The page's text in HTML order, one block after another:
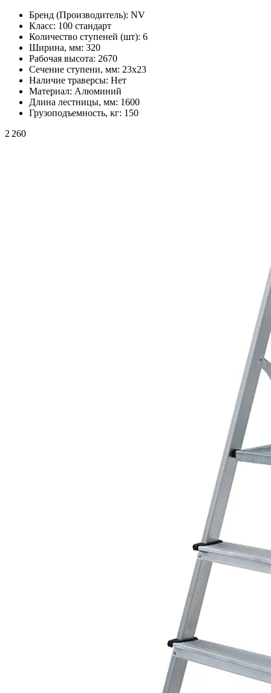
Бренд (Производитель): NV
Класс: 100 стандарт
Количество ступеней (шт): 6
Ширина, мм: 320
Рабочая высота: 2670
Сечение ступени, мм: 23х23
Наличие траверсы: Нет
Материал: Алюминий
Длина лестницы, мм: 1600
Грузоподъемность, кг: 150
2 260